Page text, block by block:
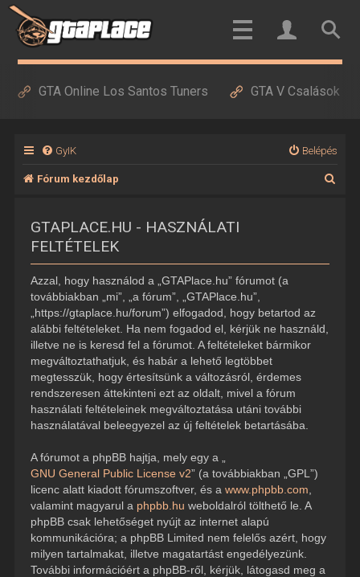
GTA Online Los Santos Tuners GTA V Csalások
GyIK Belépés
Fórum kezdőlap
GTAPLACE.HU - HASZNÁLATI
FELTÉTELEK
Azzal, hogy használod a „GTAPlace.hu” fórumot (a
továbbiakban „mi”, „a fórum”, „GTAPlace.hu”,
„https://gtaplace.hu/forum”) elfogadod, hogy betartod az
alábbi feltételeket. Ha nem fogadod el, kérjük ne használd,
illetve ne is keresd fel a fórumot. A feltételeket bármikor
megváltoztathatjuk, és habár a lehető legtöbbet
megtesszük, hogy értesítsünk a változásról, érdemes
rendszeresen áttekinteni ezt az oldalt, mivel a fórum
használati feltételeinek megváltoztatása utáni további
használatával beleegyezel az új feltételek betartásába.
A fórumot a phpBB hajtja, mely egy a „
GNU General Public License v2” (a továbbiakban „GPL”)
licenc alatt kiadott fórumszoftver, és a www.phpbb.com
valamint magyarul a phpbb.hu weboldalról tölthető le. A
phpBB csak lehetőséget nyújt az internet alapú
kommunikációra; a phpBB Limited nem felelős azért, hogy
milyen tartalmakat, illetve magatartást engedélyezünk.
További információért a phpBB-ről, kérjük, látogasd meg a